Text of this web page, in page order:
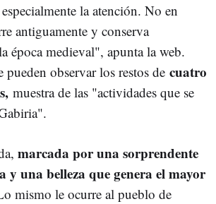
la atención. No en
antiguamente y conserva
época medieval", apunta la web.
observar los restos de cuatro
muestra de las "actividades que se
marcada por una sorprendente
una belleza que genera el mayor
mismo le ocurre al pueblo de